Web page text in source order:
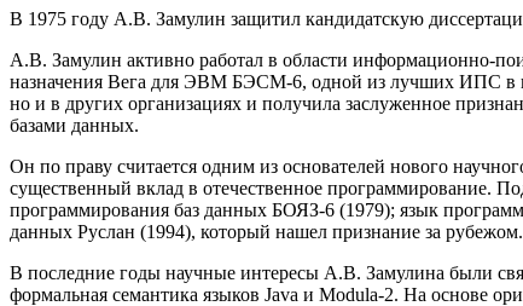
В 1975 году А.В. Замулин защитил кандидатскую
А.В. Замулин активно работал в области информационно-
назначения Вега для ЭВМ БЭСМ-6, одной из лучших ИПС в
но и в других организациях и получила заслуженное
базами данных.
Он по праву считается одним из основателей нового
существенный вклад в отечественное программирование.
программирования баз данных БОЯЗ-6 (1979); язык
данных Руслан (1994), который нашел признание за рубежом.
В последние годы научные интересы А.В. Замулина были
формальная семантика языков Java и Modula-2. На основе